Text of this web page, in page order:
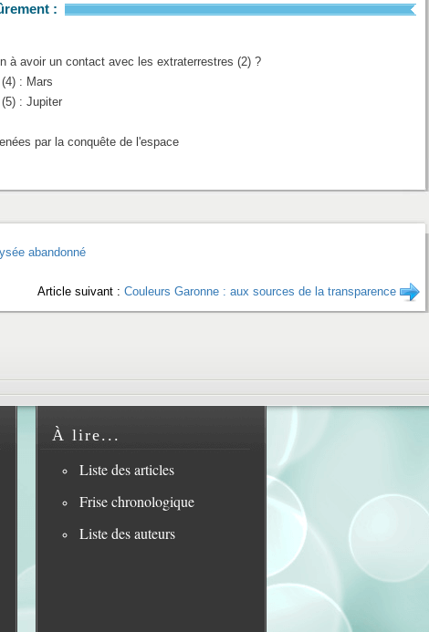
:
à avoir un contact avec les extraterrestres (2) ?
: Mars
: Jupiter
par la conquête de l'espace
abandonné
Article suivant : Couleurs Garonne : aux sources de la transparence
À lire...
Liste des articles
Frise chronologique
Liste des auteurs